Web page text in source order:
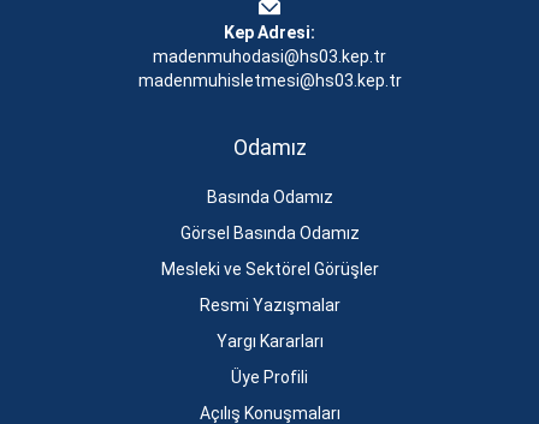
Kep Adresi:
madenmuhodasi@hs03.kep.tr
madenmuhisletmesi@hs03.kep.tr
Odamız
Basında Odamız
Görsel Basında Odamız
Mesleki ve Sektörel Görüşler
Resmi Yazışmalar
Yargı Kararları
Üye Profili
Açılış Konuşmaları